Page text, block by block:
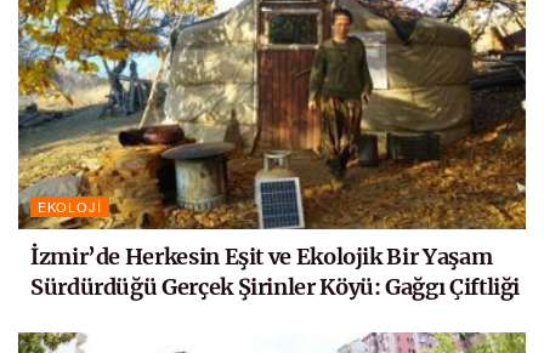
EKOLOJI
İzmir’de Herkesin Eşit ve Ekolojik Bir Yaşam
Sürdürdüğü Gerçek Şirinler Köyü: Gağgı Çiftliği